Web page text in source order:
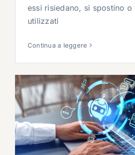
essi risiedano, si spostino o
utilizzati
Continua a leggere